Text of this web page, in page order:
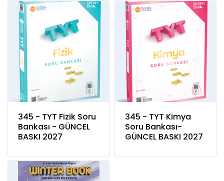
345 - TYT Fizik Soru
Bankası - GÜNCEL
BASKI 2027
345 - TYT Kimya
Soru Bankası-
GÜNCEL BASKI 2027